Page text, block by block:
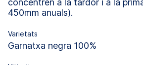
concentren a la tardor i a la
450mm anuals).
Varietats
Garnatxa negra 100%